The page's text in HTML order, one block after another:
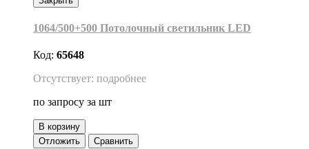
1064/500+500 Потолочный светильник LED
Код: 65648
Отсутствует: подробнее
по запросу за шт
В корзину
Отложить
Сравнить